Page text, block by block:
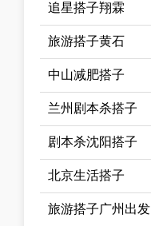
追星搭子翔霖
旅游搭子黄石
中山减肥搭子
兰州剧本杀搭子
剧本杀沈阳搭子
北京生活搭子
旅游搭子广州出发